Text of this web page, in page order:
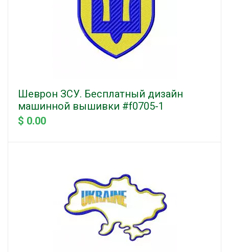
Шеврон ЗСУ. Бесплатный дизайн
машинной вышивки #f0705-1
$ 0.00